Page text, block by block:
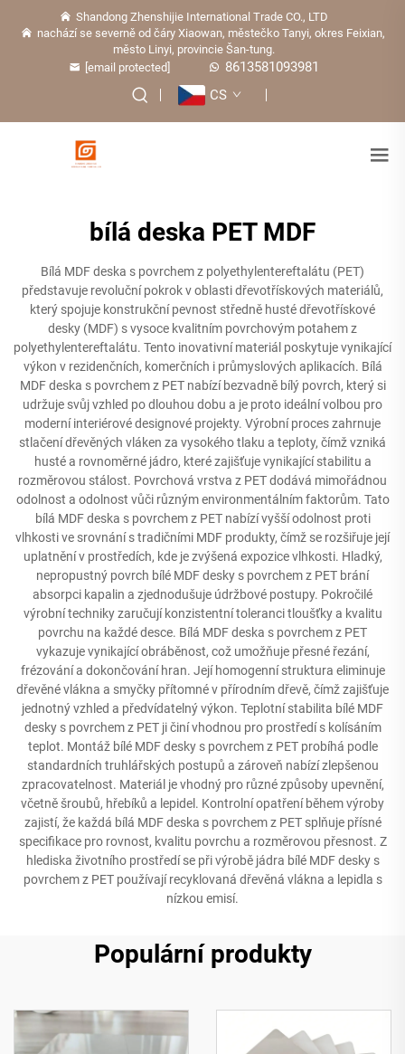
Shandong Zhenshijie International Trade CO., LTD
nachází se severně od čáry Xiaowan, městečko Tanyi, okres Feixian,
město Linyi, provincie Šan-tung.
[email protected]
8613581093981
CS
bílá deska PET MDF
Bílá MDF deska s povrchem z polyethylentereftalátu (PET)
představuje revoluční pokrok v oblasti dřevotřískových materiálů,
který spojuje konstrukční pevnost středně husté dřevotřískové
desky (MDF) s vysoce kvalitním povrchovým potahem z
polyethylentereftalátu. Tento inovativní materiál poskytuje vynikající
výkon v rezidenčních, komerčních i průmyslových aplikacích. Bílá
MDF deska s povrchem z PET nabízí bezvadně bílý povrch, který si
udržuje svůj vzhled po dlouhou dobu a je proto ideální volbou pro
moderní interiérové designové projekty. Výrobní proces zahrnuje
stlačení dřevěných vláken za vysokého tlaku a teploty, čímž vzniká
husté a rovnoměrné jádro, které zajišťuje vynikající stabilitu a
rozměrovou stálost. Povrchová vrstva z PET dodává mimořádnou
odolnost a odolnost vůči různým environmentálním faktorům. Tato
bílá MDF deska s povrchem z PET nabízí vyšší odolnost proti
vlhkosti ve srovnání s tradičními MDF produkty, čímž se rozšiřuje její
uplatnění v prostředích, kde je zvýšená expozice vlhkosti. Hladký,
nepropustný povrch bílé MDF desky s povrchem z PET brání
absorpci kapalin a zjednodušuje údržbové postupy. Pokročilé
výrobní techniky zaručují konzistentní toleranci tloušťky a kvalitu
povrchu na každé desce. Bílá MDF deska s povrchem z PET
vykazuje vynikající obráběnost, což umožňuje přesné řezání,
frézování a dokončování hran. Její homogenní struktura eliminuje
dřevěné vlákna a smyčky přítomné v přírodním dřevě, čímž zajišťuje
jednotný vzhled a předvídatelný výkon. Teplotní stabilita bílé MDF
desky s povrchem z PET ji činí vhodnou pro prostředí s kolísáním
teplot. Montáž bílé MDF desky s povrchem z PET probíhá podle
standardních truhlářských postupů a zároveň nabízí zlepšenou
zpracovatelnost. Materiál je vhodný pro různé způsoby upevnění,
včetně šroubů, hřebíků a lepidel. Kontrolní opatření během výroby
zajistí, že každá bílá MDF deska s povrchem z PET splňuje přísné
specifikace pro rovnost, kvalitu povrchu a rozměrovou přesnost. Z
hlediska životního prostředí se při výrobě jádra bílé MDF desky s
povrchem z PET používají recyklovaná dřevěná vlákna a lepidla s
nízkou emisí.
Populární produkty